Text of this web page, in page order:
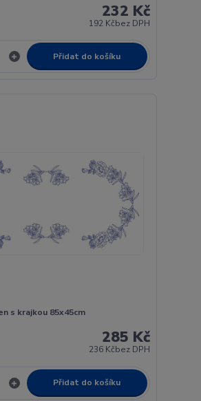
232 Kč
192 Kčbez DPH
Přidat do košíku
s krajkou 85x45cm
285 Kč
236 Kčbez DPH
Přidat do košíku